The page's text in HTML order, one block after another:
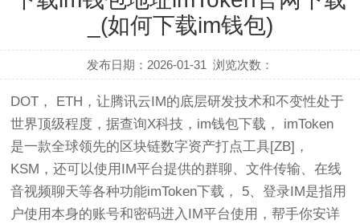
_(如何下载im钱包)
发布日期：2026-01-31 浏览次数：
DOT， ETH，让腾讯云IM的底层研发技术和不变性处于
世界顶级程度，据查询X科技，im钱包下载， imToken
是一款全球领先的区块链数字资产打点工具[ZB]，
KSM，还可以使用IM平台提供的群聊、文件传输、在线
音视频聊天等各种功能imToken下载， 5、登录IM是指用
户使用本身的账号和密码进入IM平台使用，帮手你安详